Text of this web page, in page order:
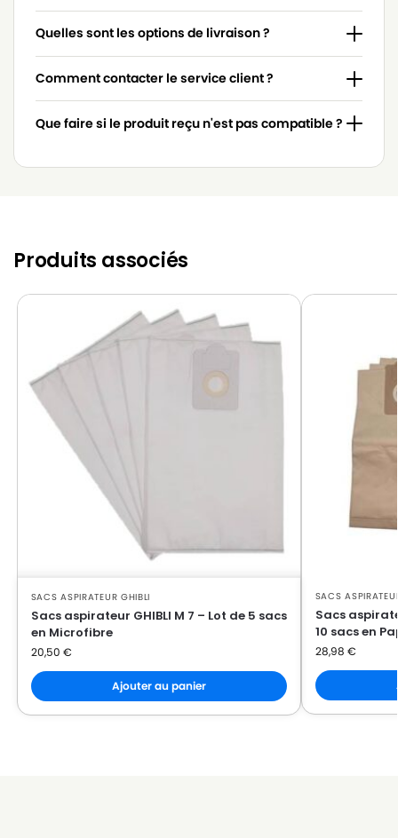
Quelles sont les options de livraison ?
Comment contacter le service client ?
Que faire si le produit reçu n'est pas compatible ?
Produits associés
SACS ASPIRATEUR GHIBLI
Sacs aspirateur GHIBLI M 7 – Lot de 5 sacs
en Microfibre
20,50 €
Ajouter au panier
SACS
Sacs
10 sacs en
28,98 €